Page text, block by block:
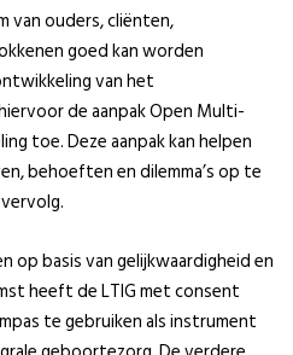
van ouders, cliënten,
goed kan worden
van het
de aanpak Open Multi-
toe. Deze aanpak kan helpen
behoeften en dilemma’s op te
op basis van gelijkwaardigheid en
heeft de LTIG met consent
te gebruiken als instrument